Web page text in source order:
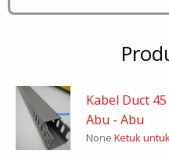
Kabel Duct
Abu - Abu
None Ketuk